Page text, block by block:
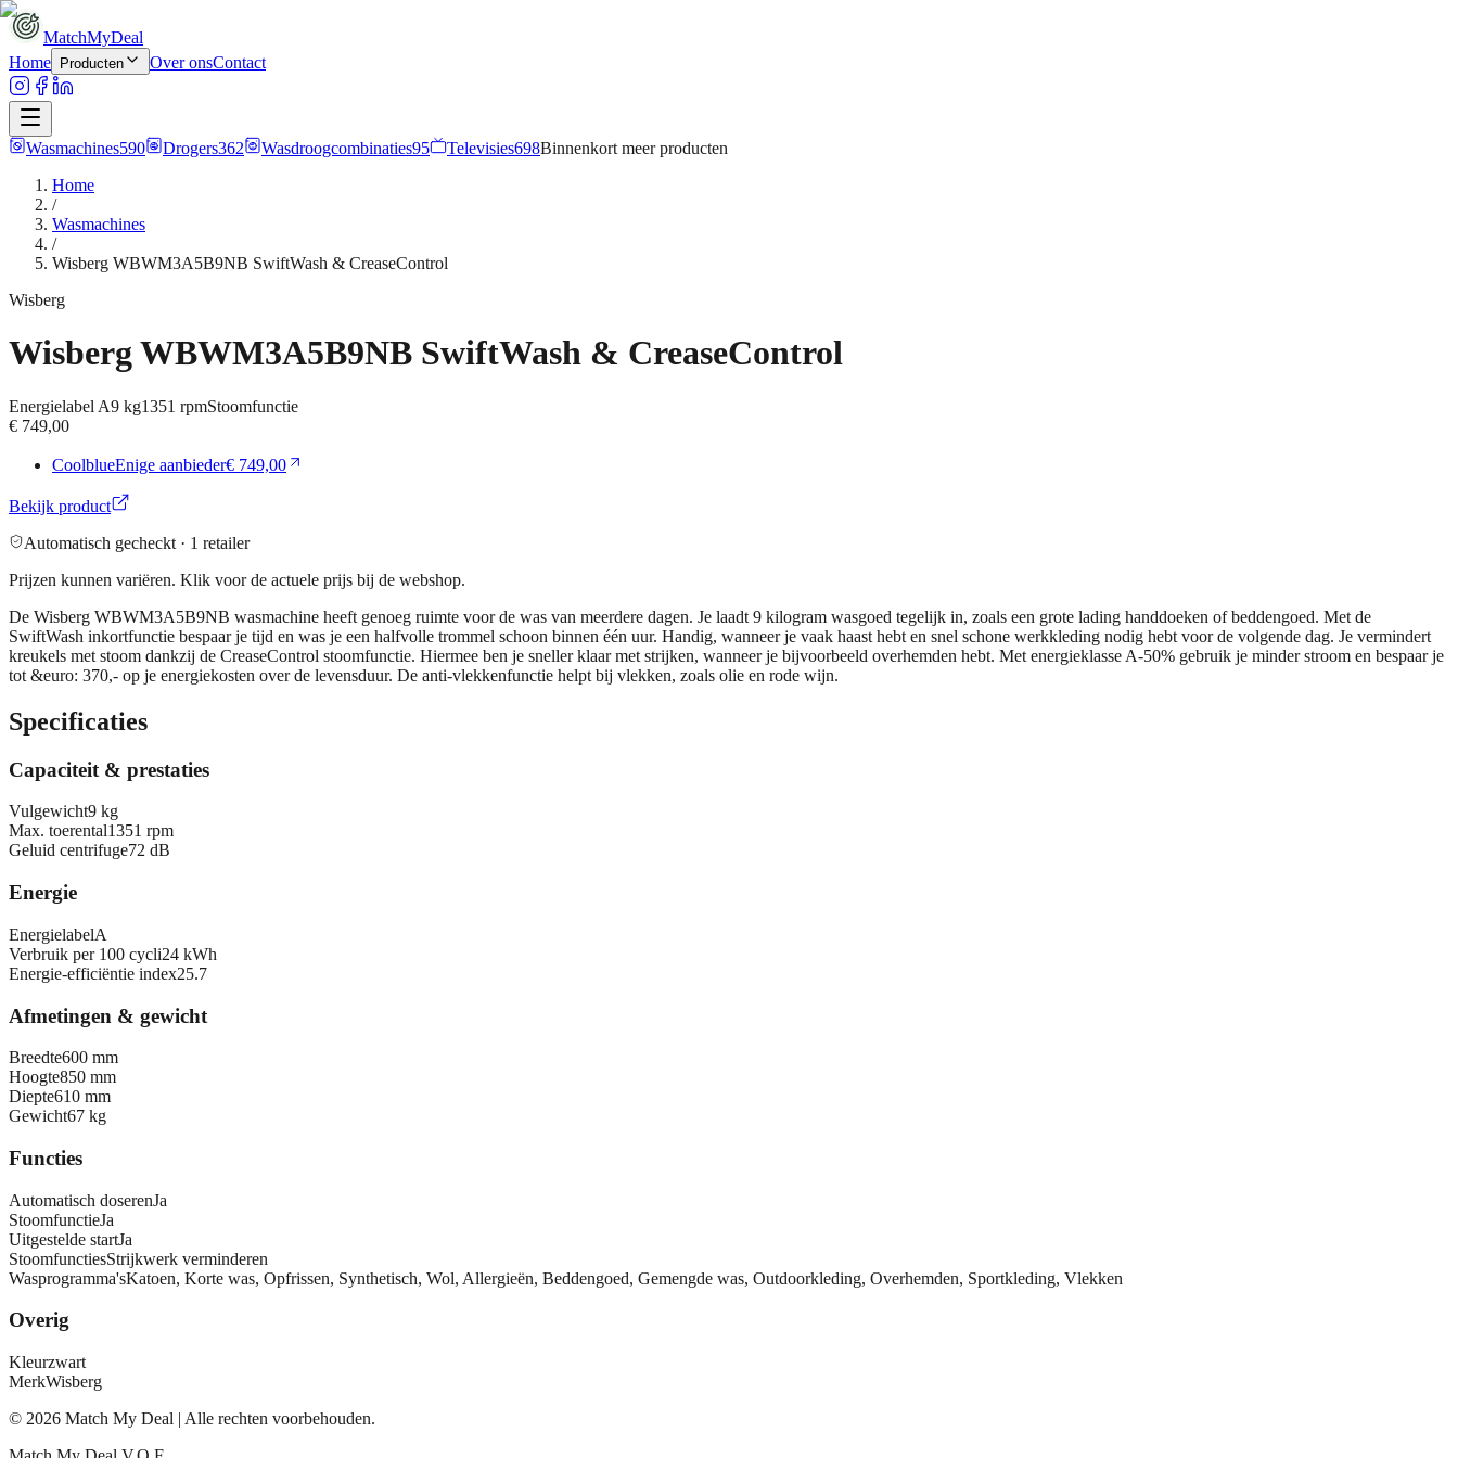
MatchMyDeal
Home
Producten Over onsContact
Wasmachines590 Drogers362 Wasdroogcombinaties95 Televisies698Binnenkort meerproducten
Home
/
Wasmachines
/
Wisberg WBWM3A5B9NB SwiftWash & CreaseControl
Wisberg
Wisberg WBWM3A5B9NB SwiftWash & CreaseControl
Energielabel A9 kg1351 rpmStoomfunctie
€ 749,00
CoolblueEnige aanbieder€ 749,00
Bekijk product
Automatisch gecheckt · 1 retailer
Prijzen kunnen variëren. Klik voor de actuele prijs bij de webshop.
De Wisberg WBWM3A5B9NB wasmachine heeft genoeg ruimte voor de was van meerdere dagen. Je laadt 9 kilogram wasgoed tegelijk in, zoals een grote lading handdoeken of beddengoed. Met de
SwiftWash inkortfunctie bespaar je tijd en was je een halfvolle trommel schoon binnen één uur. Handig, wanneer je vaak haast hebt en snel schone werkkleding nodig hebt voor de volgende dag. Je vermindert
kreukels met stoom dankzij de CreaseControl stoomfunctie. Hiermee ben je sneller klaar met strijken, wanneer je bijvoorbeeld overhemden hebt. Met energieklasse A-50% gebruik je minder stroom en bespaar je
tot &euro: 370,- op je energiekosten over de levensduur. De anti-vlekkenfunctie helpt bij vlekken, zoals olie en rode wijn.
Specificaties
Capaciteit & prestaties
Vulgewicht9 kg
Max. toerental1351 rpm
Geluid centrifuge72 dB
Energie
EnergielabelA
Verbruik per 100 cycli24 kWh
Energie-efficiëntie index25.7
Afmetingen & gewicht
Breedte600 mm
Hoogte850 mm
Diepte610 mm
Gewicht67 kg
Functies
Automatisch doserenJa
StoomfunctieJa
Uitgestelde startJa
StoomfunctiesStrijkwerk verminderen
Wasprogramma'sKatoen, Korte was, Opfrissen, Synthetisch, Wol, Allergieën, Beddengoed, Gemengde was, Outdoorkleding, Overhemden, Sportkleding, Vlekken
Overig
Kleurzwart
MerkWisberg
© 2026 Match My Deal | Alle rechten voorbehouden.